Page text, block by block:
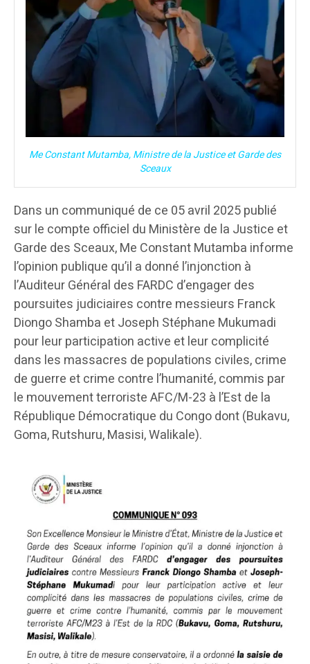
Me Constant Mutamba, Ministre de la Justice et Garde des
Sceaux
Dans un communiqué de ce 05 avril 2025 publié
sur le compte officiel du Ministère de la Justice et
Garde des Sceaux, Me Constant Mutamba informe
l’opinion publique qu’il a donné l’injonction à
l’Auditeur Général des FARDC d’engager des
poursuites judiciaires contre messieurs Franck
Diongo Shamba et Joseph Stéphane Mukumadi
pour leur participation active et leur complicité
dans les massacres de populations civiles, crime
de guerre et crime contre l’humanité, commis par
le mouvement terroriste AFC/M-23 à l’Est de la
République Démocratique du Congo dont (Bukavu,
Goma, Rutshuru, Masisi, Walikale).